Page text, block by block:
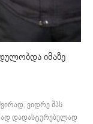
იმაზე
ვიდრე შპს
დადასტურებულად